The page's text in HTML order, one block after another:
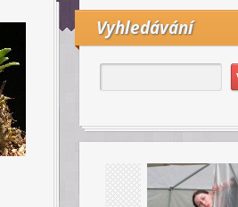
Vyhledávání